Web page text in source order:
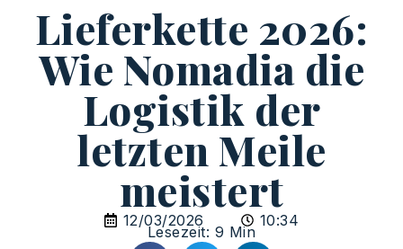
Lieferkette 2026:
Wie Nomadia die
Logistik der
letzten Meile
meistert
12/03/2026 10:34
Lesezeit: 9 Min